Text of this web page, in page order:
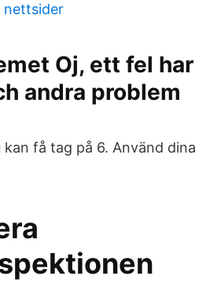
nettsider
Oj, ett fel har
andra problem
få tag på 6. Använd dina